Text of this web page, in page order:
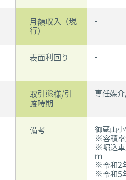
月額収入（現
行）
-
表面利回り -
取引態様/引
渡時期
専任媒
備考
御蔵山
※容積率
※堀込
ｍ
※令和2
※令和5